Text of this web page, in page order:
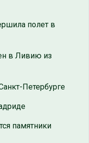
полет в
в Ливию из
Петербурге
памятники